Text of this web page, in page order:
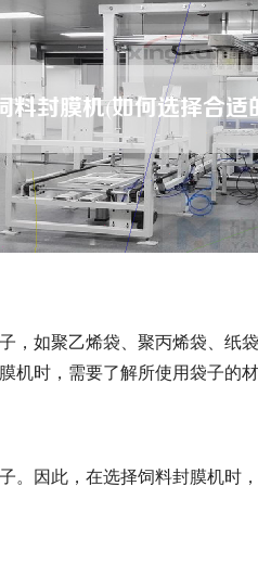
，如聚乙烯袋、聚丙烯袋、纸
机时，需要了解所使用袋子的材
。因此，在选择饲料封膜机时